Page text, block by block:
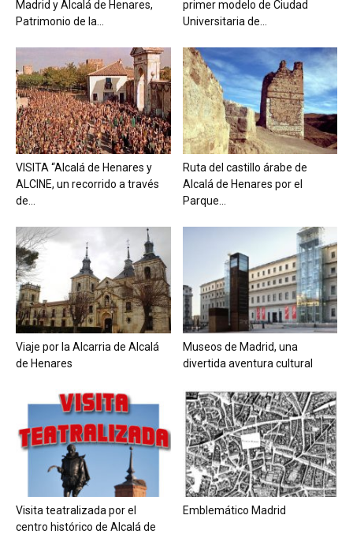
Madrid y Alcalá de Henares,
Patrimonio de la...
primer modelo de Ciudad
Universitaria de...
VISITA “Alcalá de Henares y
ALCINE, un recorrido a través
de...
Ruta del castillo árabe de
Alcalá de Henares por el
Parque...
Viaje por la Alcarria de Alcalá
de Henares
Museos de Madrid, una
divertida aventura cultural
Visita teatralizada por el
centro histórico de Alcalá de
Emblemático Madrid